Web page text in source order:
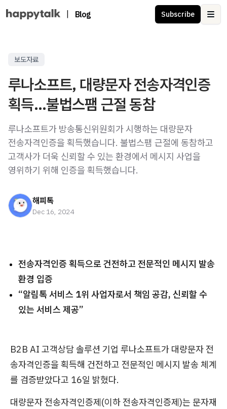
Blog Subscribe
보도자료
루나소프트, 대량문자 전송자격인증
획득...불법스팸 근절 동참
루나소프트가 방송통신위원회가 시행하는 대량문자
전송자격인증을 획득했습니다. 불법스팸 근절에 동참하고
고객사가 더욱 신뢰할 수 있는 환경에서 메시지 사업을
영위하기 위해 인증을 획득했습니다.
해피톡
Dec 16, 2024
전송자격인증 획득으로 건전하고 전문적인 메시지 발송
환경 입증
“알림톡 서비스 1위 사업자로서 책임 공감, 신뢰할 수
있는 서비스 제공”
B2B AI 고객상담 솔루션 기업 루나소프트가 대량문자 전
송자격인증을 획득해 건전하고 전문적인 메시지 발송 체계
를 검증받았다고 16일 밝혔다.
대량문자 전송자격인증제(이하 전송자격인증제)는 문자재